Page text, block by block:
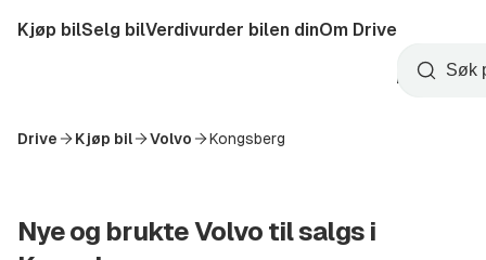
til
Startside
Kjøp bilSelg bilVerdivurder bilen dinOm Drive
Opprett
konto
Søk
Drive Kjøp bil Volvo Kongsberg
Nye og brukte Volvo til salgs i